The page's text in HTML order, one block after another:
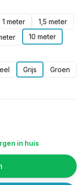
1 meter
1,5 meter
10 meter
Grijs
Groen
in huis